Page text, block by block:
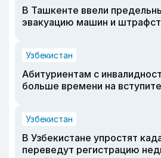
В Ташкенте ввели
эвакуацию машин и
Узбекистан
Абитуриентам с
больше времени на
Узбекистан
В Узбекистане упростят
переведут регистрацию